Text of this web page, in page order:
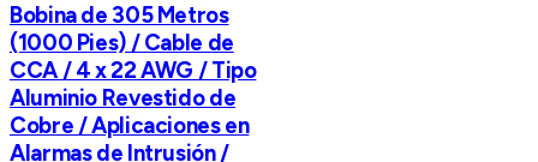
Bobina de 305 Metros
(1000 Pies) / Cable de
CCA / 4 x 22 AWG / Tipo
Aluminio Revestido de
Cobre / Aplicaciones en
Alarmas de Intrusión /